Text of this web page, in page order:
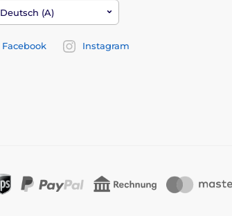
Deutsch (A)
Facebook Instagram